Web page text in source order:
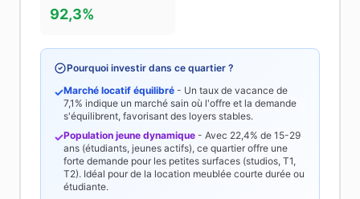
92,3%
Pourquoi investir dans ce quartier ?
✓Marché locatif équilibré - Un taux de vacance de
7,1% indique un marché sain où l'offre et la demande
s'équilibrent, favorisant des loyers stables.
✓Population jeune dynamique - Avec 22,4% de 15-29
ans (étudiants, jeunes actifs), ce quartier offre une
forte demande pour les petites surfaces (studios, T1,
T2). Idéal pour de la location meublée courte durée ou
étudiante.